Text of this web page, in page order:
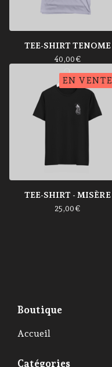
TEE-SHIRT TENOME
40,00€
EN VENTE
TEE-SHIRT - MISÈRE
25,00€
Boutique
Accueil
Catégories